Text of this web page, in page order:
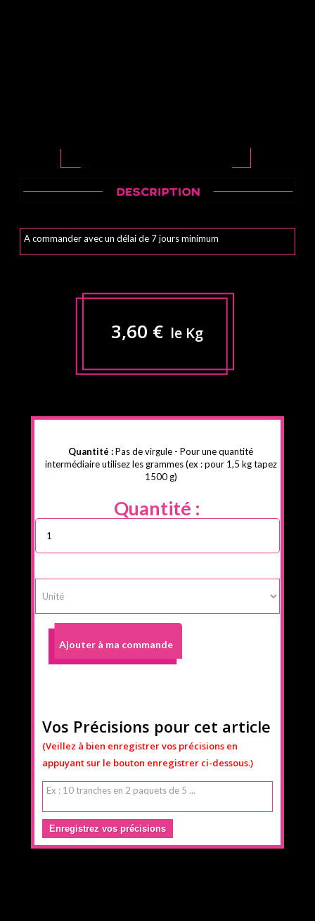
A commander avec un délai de 7 jours minimum
3,60 € le Kg
Quantité :Pas de virgule - Pour une quantité
intermédiaire utilisez les grammes (ex : pour 1,5 kg tapez
1500 g)
Quantité :
Ajouter à ma commande
Vos Précisions pour cet article
(Veillez à bien enregistrer vos précisions en
appuyant sur le bouton enregistrer ci-dessous.)
Enregistrez vos précisions